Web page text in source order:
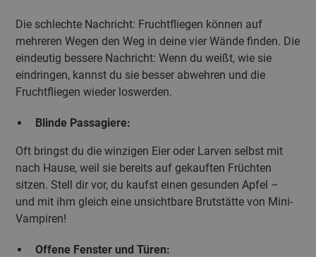
Die schlechte Nachricht: Fruchtfliegen können auf
mehreren Wegen den Weg in deine vier Wände finden. Die
eindeutig bessere Nachricht: Wenn du weißt, wie sie
eindringen, kannst du sie besser abwehren und die
Fruchtfliegen wieder loswerden.
Blinde Passagiere:
Oft bringst du die winzigen Eier oder Larven selbst mit
nach Hause, weil sie bereits auf gekauften Früchten
sitzen. Stell dir vor, du kaufst einen gesunden Apfel –
und mit ihm gleich eine unsichtbare Brutstätte von Mini-
Vampiren!
Offene Fenster und Türen: